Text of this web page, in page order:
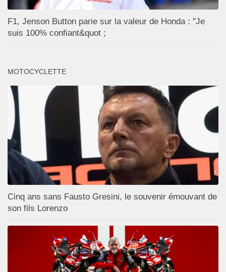
F1, Jenson Button parie sur la valeur de Honda : "Je
suis 100% confiant&quot ;
MOTOCYCLETTE
Cinq ans sans Fausto Gresini, le souvenir émouvant de
son fils Lorenzo